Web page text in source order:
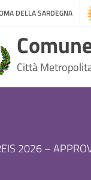
DELLA SARDEGNA
Città
2026 –